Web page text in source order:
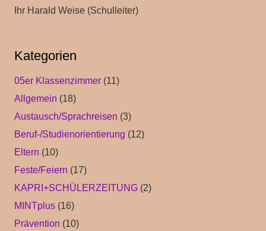
Ihr Harald Weise (Schulleiter)
Kategorien
05er Klassenzimmer (11)
Allgemein (18)
Austausch/Sprachreisen (3)
Beruf-/Studienorientierung (12)
Eltern (10)
Feste/Feiern (17)
KAPRI+SCHÜLERZEITUNG (2)
MINTplus (16)
Prävention (10)